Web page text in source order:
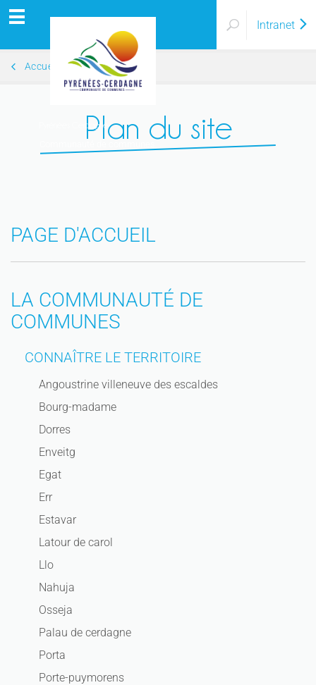
Pyrénées Cerdagne
Intranet
Accueil
Plan du site
PAGE D'ACCUEIL
LA COMMUNAUTÉ DE
COMMUNES
CONNAÎTRE LE TERRITOIRE
Angoustrine villeneuve des escaldes
Bourg-madame
Dorres
Enveitg
Egat
Err
Estavar
Latour de carol
Llo
Nahuja
Osseja
Palau de cerdagne
Porta
Porte-puymorens